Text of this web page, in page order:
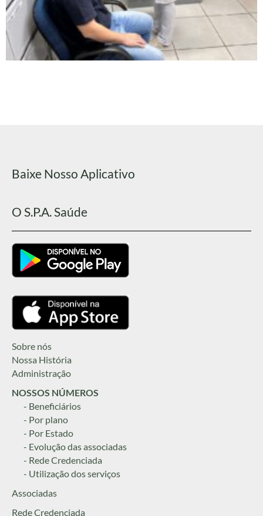
Baixe Nosso Aplicativo
O S.P.A. Saúde
Sobre nós
Nossa História
Administração
NOSSOS NÚMEROS
- Beneficiários
- Por plano
- Por Estado
- Evolução das associadas
- Rede Credenciada
- Utilização dos serviços
Associadas
Rede Credenciada